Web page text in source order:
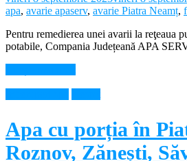
apa, avarie apaserv, avarie Piatra Neamț,
Pentru remedierea unei avarii la reţeaua
potabile, Compania Județeană APA
Apa cu porția în
Roznov, Zănești,